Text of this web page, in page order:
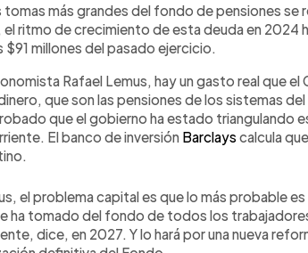
tomas más grandes del fondo de pensiones se
ritmo de crecimiento de esta deuda en 2024
$91 millones del pasado ejercicio.
Rafael Lemus, hay un gasto real que
que son las pensiones de los sistemas del
que el gobierno ha estado triangulando
El banco de inversión Barclayscalcula
el problema capital es que lo más probable
ha tomado del fondo de todos los
dice, en 2027. Y lo hará por una nueva